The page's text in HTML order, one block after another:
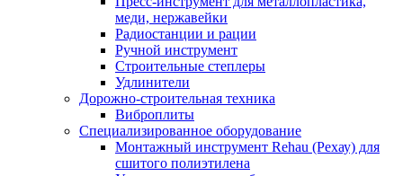
меди, нержавейки
Радиостанции и рации
Ручной инструмент
Строительные степлеры
Удлинители
Дорожно-строительная техника
Виброплиты
Специализированное оборудование
Монтажный инструмент Rehau (Рехау) для
сшитого полиэтилена